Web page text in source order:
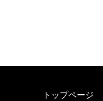
トップページ